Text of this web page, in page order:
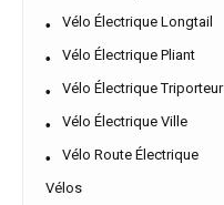
Vélo Électrique Longtail
Vélo Électrique Pliant
Vélo Électrique Triporteur
Vélo Électrique Ville
Vélo Route Électrique
Vélos